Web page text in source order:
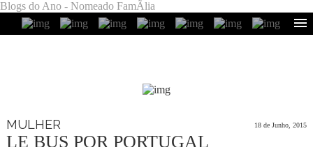
Blogs do Ano - Nomeado FamÃ­lia
MULHER 18 de Junho, 2015
LE BUS POR PORTUGAL